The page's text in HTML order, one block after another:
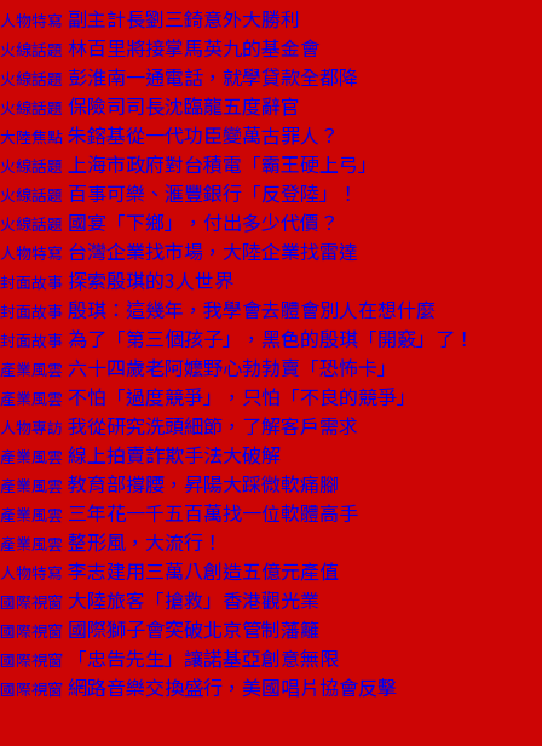
人物特寫 副主計長劉三錡意外大勝利
火線話題 林百里將接掌馬英九的基金會
火線話題 彭淮南一通電話，就學貸款全都降
火線話題 保險司司長沈臨龍五度辭官
大陸焦點 朱鎔基從一代功臣變萬古罪人？
火線話題 上海市政府對台積電「霸王硬上弓」
火線話題 百事可樂、滙豐銀行「反登陸」！
火線話題 國宴「下鄉」，付出多少代價？
人物特寫 台灣企業找市場，大陸企業找雷達
封面故事 探索殷琪的3人世界
封面故事 殷琪：這幾年，我學會去體會別人在想什麼
封面故事 為了「第三個孩子」，黑色的殷琪「開竅」了！
產業風雲 六十四歲老阿嬤野心勃勃賣「恐怖卡」
產業風雲 不怕「過度競爭」，只怕「不良的競爭」
人物專訪 我從研究洗頭細節，了解客戶需求
產業風雲 線上拍賣詐欺手法大破解
產業風雲 教育部撐腰，昇陽大踩微軟痛腳
產業風雲 三年花一千五百萬找一位軟體高手
產業風雲 整形風，大流行！
人物特寫 李志建用三萬八創造五億元產值
國際視窗 大陸旅客「搶救」香港觀光業
國際視窗 國際獅子會突破北京管制藩籬
國際視窗 「忠告先生」讓諾基亞創意無限
國際視窗 網路音樂交換盛行，美國唱片協會反擊